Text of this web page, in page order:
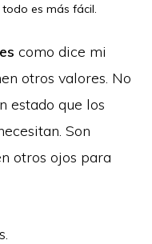
es más fácil.
como dice mi
otros valores. No
estado que los
Son
otros ojos para